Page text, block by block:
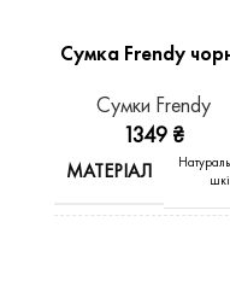
Сумка Frendy
Сумки Frendy
1349 ₴
МАТЕРІАЛ